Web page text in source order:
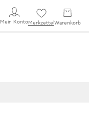
Mein KontoMerkzettel Warenkorb